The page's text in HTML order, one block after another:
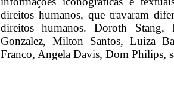
direitos humanos, que travaram
direitos humanos. Doroth
Gonzalez, Milton Santos, Luiza
Franco, Angela Davis, Dom Philips,